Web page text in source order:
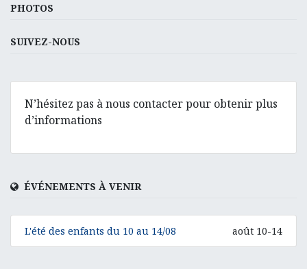
PHOTOS
SUIVEZ-NOUS
N’hésitez pas à nous contacter pour obtenir plus
d’informations
ÉVÉNEMENTS À VENIR
L'été des enfants du 10 au 14/08 août 10-14